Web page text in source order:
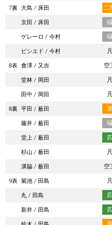
7裏 大島 床田 二
京田
床田
ゲレーロ
今村
ビシエド
今村
8表 會澤 又吉 空
堂林
岡田
田中
岡田
8裏 平田 薮田
藤井
薮田
堂上
薮田
杉山
薮田
溝脇
薮田 空
9表 菊池 田島
丸
田島
新井
田島